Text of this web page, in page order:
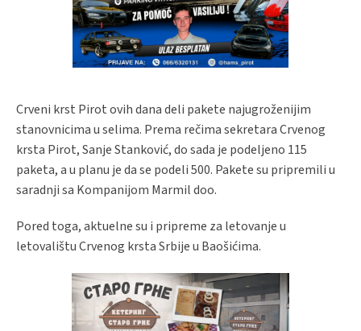
Crveni krst Pirot ovih dana deli pakete najugroženijim
stanovnicima u selima. Prema rečima sekretara Crvenog
krsta Pirot, Sanje Stanković, do sada je podeljeno 115
paketa, a u planu je da se podeli 500. Pakete su pripremili u
saradnji sa Kompanijom Marmil doo.
Pored toga, aktuelne su i pripreme za letovanje u
letovalištu Crvenog krsta Srbije u Baošićima.